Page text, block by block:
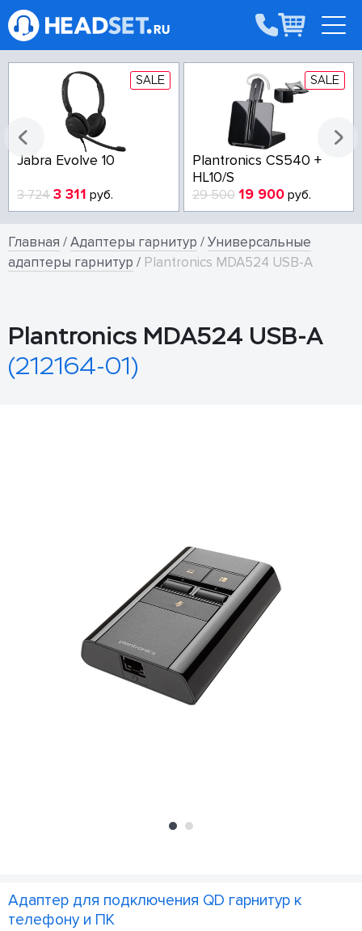
SALE
Jabra Evolve 10
3 724 3 311 руб.
SALE
Plantronics CS540 +
HL10/S
29 500 19 900руб.
Главная /Адаптеры гарнитур /Универсальные
адаптеры гарнитур / Plantronics MDA524 USB-A
Plantronics MDA524 USB-A
(212164-01)
Адаптер для подключения QD гарнитур к
телефону и ПК